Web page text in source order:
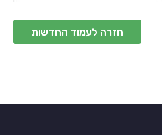
חזרה לעמוד החדשות